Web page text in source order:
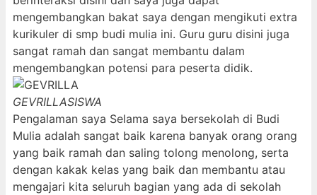
mengembangkan bakat saya dengan mengikuti extra
kurikuler di smp budi mulia ini. Guru guru disini juga
sangat ramah dan sangat membantu dalam
mengembangkan potensi para peserta didik.
GEVRILLASISWA
Pengalaman saya Selama saya bersekolah di Budi
Mulia adalah sangat baik karena banyak orang orang
yang baik ramah dan saling tolong menolong, serta
dengan kakak kelas yang baik dan membantu atau
mengajari kita seluruh bagian yang ada di sekolah